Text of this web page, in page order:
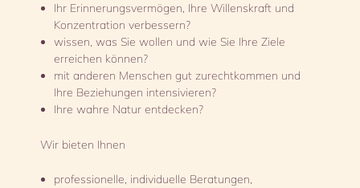
Ihr Erinnerungsvermögen, Ihre Willenskraft und
Konzentration verbessern?
wissen, was Sie wollen und wie Sie Ihre Ziele
erreichen können?
mit anderen Menschen gut zurechtkommen und
Ihre Beziehungen intensivieren?
Ihre wahre Natur entdecken?
Wir bieten Ihnen
professionelle, individuelle Beratungen,